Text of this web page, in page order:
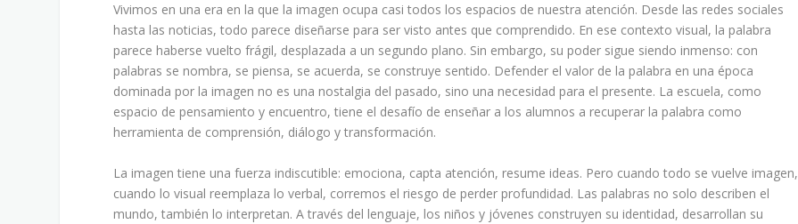
Vivimos en una era en la que la imagen ocupa casi todos los espacios de nuestra atención. Desde las redes sociales
hasta las noticias, todo parece diseñarse para ser visto antes que comprendido. En ese contexto visual, la palabra
parece haberse vuelto frágil, desplazada a un segundo plano. Sin embargo, su poder sigue siendo inmenso: con
palabras se nombra, se piensa, se acuerda, se construye sentido. Defender el valor de la palabra en una época
dominada por la imagen no es una nostalgia del pasado, sino una necesidad para el presente. La escuela, como
espacio de pensamiento y encuentro, tiene el desafío de enseñar a los alumnos a recuperar la palabra como
herramienta de comprensión, diálogo y transformación.
La imagen tiene una fuerza indiscutible: emociona, capta atención, resume ideas. Pero cuando todo se vuelve imagen,
cuando lo visual reemplaza lo verbal, corremos el riesgo de perder profundidad. Las palabras no solo describen el
mundo, también lo interpretan. A través del lenguaje, los niños y jóvenes construyen su identidad, desarrollan su